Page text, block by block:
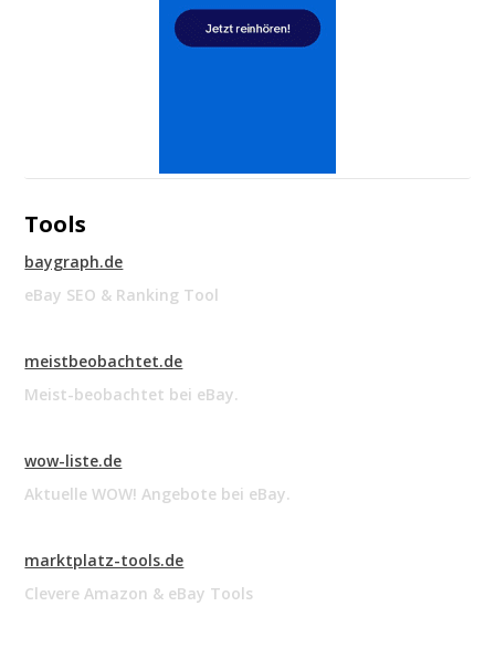
Tools
baygraph.de
eBay SEO & Ranking Tool
meistbeobachtet.de
Meist-beobachtet bei eBay.
wow-liste.de
Aktuelle WOW! Angebote bei eBay.
marktplatz-tools.de
Clevere Amazon & eBay Tools